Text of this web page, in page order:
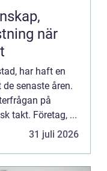
när
har haft en
senaste åren.
på
takt. Företag, ...
31 juli 2026